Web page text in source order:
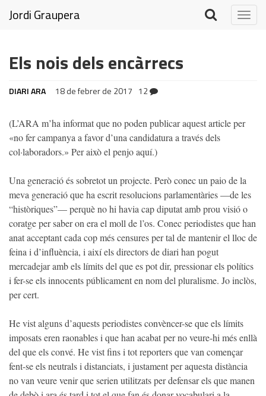
Jordi Graupera
Els nois dels encàrrecs
DIARI ARA 18 de febrer de 2017 12
(L’ARA m’ha informat que no poden publicar aquest article per
«no fer campanya a favor d’una candidatura a través dels
col·laboradors.» Per això el penjo aquí.)
Una generació és sobretot un projecte. Però conec un paio de la
meva generació que ha escrit resolucions parlamentàries —de les
“històriques”— perquè no hi havia cap diputat amb prou visió o
coratge per saber on era el moll de l’os. Conec periodistes que han
anat acceptant cada cop més censures per tal de mantenir el lloc de
feina i d’influència, i així els directors de diari han pogut
mercadejar amb els límits del que es pot dir, pressionar els polítics
i fer-se els innocents públicament en nom del pluralisme. Jo inclòs,
per cert.
He vist alguns d’aquests periodistes convèncer-se que els límits
imposats eren raonables i que han acabat per no veure-hi més enllà
del que els convé. He vist fins i tot reporters que van començar
fent-se els neutrals i distanciats, i justament per aquesta distància
no van veure venir que serien utilitzats per defensar els que manen